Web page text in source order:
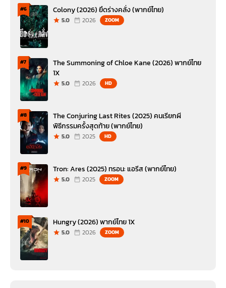
#6 Colony (2026) ยึดร่างคลั่ง (พากย์ไทย)
5.0 2026 ZOOM
#7
The Summoning of Chloe Kane (2026) พากย์ไทย
1X
5.0 2026 HD
#8
The Conjuring Last Rites (2025) คนเรียกผี
พิธีกรรมครั้งสุดท้าย (พากย์ไทย)
5.0 2025 HD
#9 Tron: Ares (2025) ทรอน: แอรีส (พากย์ไทย)
5.0 2025 ZOOM
#10 Hungry (2026) พากย์ไทย 1X
5.0 2026 ZOOM